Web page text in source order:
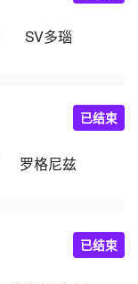
SV多瑙
罗格尼兹
已结束
已结束